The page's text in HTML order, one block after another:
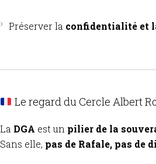
Préserver la confidentialité et
Le regard du Cercle Albert
La DGA est un pilier de la
Sans elle, pas de Rafale, pas de